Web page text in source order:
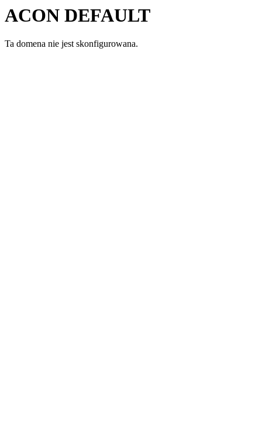
ACON DEFAULT
Ta domena nie jest skonfigurowana.